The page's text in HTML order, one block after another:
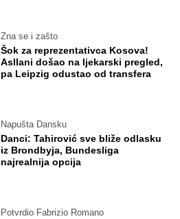
Zna se i zašto
Šok za reprezentativca Kosova!
Asllani došao na ljekarski pregled,
pa Leipzig odustao od transfera
Napušta Dansku
Danci: Tahirović sve bliže odlasku
iz Brondbyja, Bundesliga
najrealnija opcija
Potvrdio Fabrizio Romano